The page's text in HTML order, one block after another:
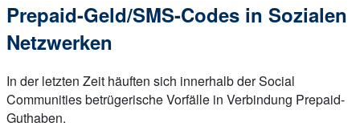
Prepaid-Geld/SMS-Codes in Sozialen
Netzwerken
In der letzten Zeit häuften sich innerhalb der Social
Communities betrügerische Vorfälle in Verbindung Prepaid-
Guthaben.